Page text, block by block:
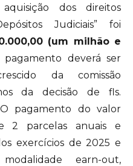
dos direitos
Judiciais” foi
(um milhão e
pagamento deverá ser
da comissão
da decisão de fls.
O pagamento do valor
2 parcelas anuais e
exercícios de 2025 e
earn-out,